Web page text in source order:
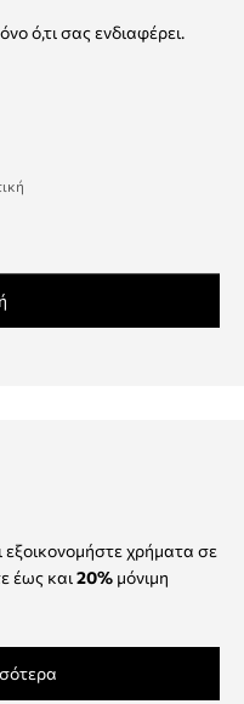
ό,τι σας ενδιαφέρει.
χρήματα σε
έως και 20% μόνιμη